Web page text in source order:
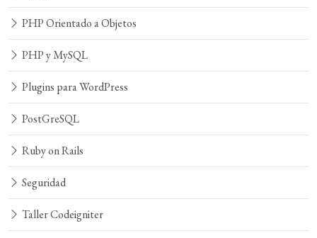
PHP Orientado a Objetos
PHP y MySQL
Plugins para WordPress
PostGreSQL
Ruby on Rails
Seguridad
Taller Codeigniter